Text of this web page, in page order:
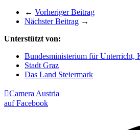
← Vorheriger Beitrag
Nächster Beitrag →
Unterstützt von:
Bundesministerium für Unterricht,
Stadt Graz
Das Land Steiermark
Camera Austria
auf Facebook